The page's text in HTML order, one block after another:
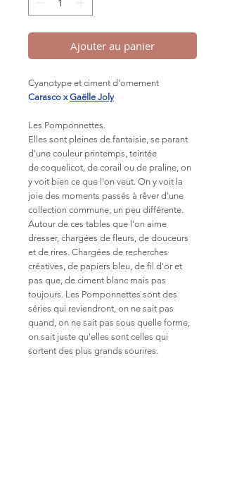
Ajouter au panier
Cyanotype et ciment d'ornement
Carasco xGaëlle Joly
Les Pomponnettes.
Elles sont pleines de fantaisie, se parant
d'une couleur printemps, teintée
de coquelicot, de corail ou de praline, on
y voit bien ce que l'on veut. On y voit la
joie des moments passés à rêver d'une
collection commune, un peu différente.
Autour de ces tables que l'on aime
dresser, chargées de fleurs, de douceurs
et de rires. Chargées de recherches
créatives, de papiers bleu, de fil d'or et
pas que, de ciment blanc mais pas
toujours. Les Pomponnettes sont des
séries qui reviendront, on ne sait pas
quand, on ne sait pas sous quelle forme,
on sait juste qu'elles sont celles qui
sortent des plus grands sourires.